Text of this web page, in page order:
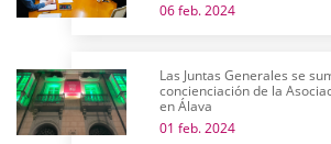
06 feb. 2024
Las Juntas Generales se
concienciación de la
en Álava
01 feb. 2024